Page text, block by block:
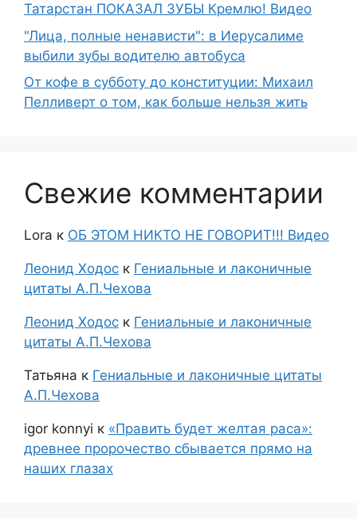
Татарстан ПОКАЗАЛ ЗУБЫ Кремлю! Видео
"Лица, полные ненависти": в Иерусалиме
выбили зубы водителю автобуса
От кофе в субботу до конституции: Михаил
Пелливерт о том, как больше нельзя жить
Свежие комментарии
Lora к ОБ ЭТОМ НИКТО НЕ ГОВОРИТ!!! Видео
Леонид Ходос к Гениальные и лаконичные
цитаты А.П.Чехова
Леонид Ходос к Гениальные и лаконичные
цитаты А.П.Чехова
Татьяна к Гениальные и лаконичные цитаты
А.П.Чехова
igor konnyi к «Править будет желтая раса»:
древнее пророчество сбывается прямо на
наших глазах